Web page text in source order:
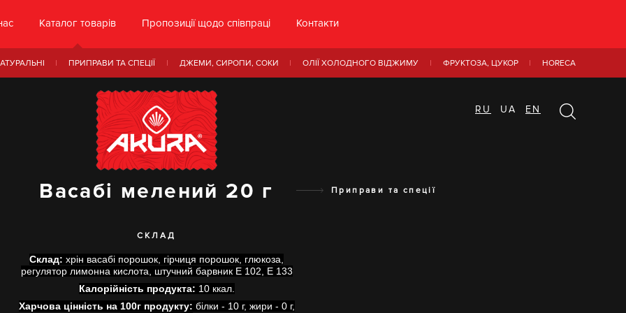
Каталог товарів Пропозиції щодо співпраці Контакти
ПРИПРАВИ ТА СПЕЦІЇ ДЖЕМИ, СИРОПИ, СОКИ ОЛІЇ ХОЛОДНОГО ВІДЖИМУ ФРУКТОЗА, ЦУКОР HORECA
Васабі мелений 20 г Приправи та спеції
СКЛАД
Склад: хрін васабі порошок, гірчиця порошок, глюкоза,
регулятор лимонна кислота, штучний барвник Е 102, Е 133
Калорійність продукта: 10 ккал.
Харчова цінність на 100г продукту: білки - 10 г, жири - 0 г,
RU UA EN